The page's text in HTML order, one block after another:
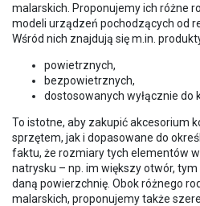
malarskich. Proponujemy ich różne
modeli urządzeń pochodzących od
Wśród nich znajdują się m.in.
powietrznych,
bezpowietrznych,
dostosowanych wyłącznie do
To istotne, aby zakupić akcesorium
sprzętem, jak i dopasowane do
faktu, że rozmiary tych elementów
natrysku – np. im większy otwór,
daną powierzchnię. Obok różnego
malarskich, proponujemy także